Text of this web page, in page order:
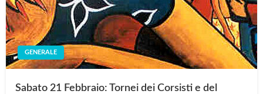
GENERALE
Sabato 21 Febbraio: Tornei dei Corsisti e del